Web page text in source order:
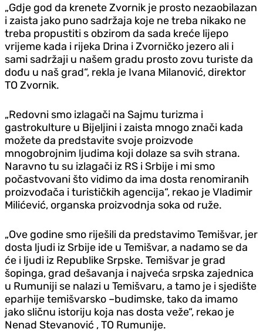
„Gdje god da krenete Zvornik je prosto nezaobilazan
i zaista jako puno sadržaja koje ne treba nikako ne
treba propustiti s obzirom da sada kreće lijepo
vrijeme kada i rijeka Drina i Zvorničko jezero ali i
sami sadržaji u našem gradu prosto zovu turiste da
dođu u naš grad“, rekla je Ivana Milanović, direktor
TO Zvornik.
„Redovni smo izlagači na Sajmu turizma i
gastrokulture u Bijeljini i zaista mnogo znači kada
možete da predstavite svoje proizvode
mnogobrojnim ljudima koji dolaze sa svih strana.
Naravno tu su izlagači iz RS i Srbije i mi smo
počastvovani što vidimo da ima dosta renomiranih
proizvođača i turističkih agencija“, rekao je Vladimir
Milićević, organska proizvodnja soka od ruže.
„Ove godine smo riješili da predstavimo Temišvar, jer
dosta ljudi iz Srbije ide u Temišvar, a nadamo se da
će i ljudi iz Republike Srpske. Temišvar je grad
šopinga, grad dešavanja i najveća srpska zajednica
u Rumuniji se nalazi u Temišvaru, a tamo je i sjedište
eparhije temišvarsko –budimske, tako da imamo
jako sličnu istoriju koja nas dosta veže“, rekao je
Nenad Stevanović , TO Rumunije.